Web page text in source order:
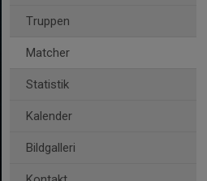
Truppen
Matcher
Statistik
Kalender
Bildgalleri